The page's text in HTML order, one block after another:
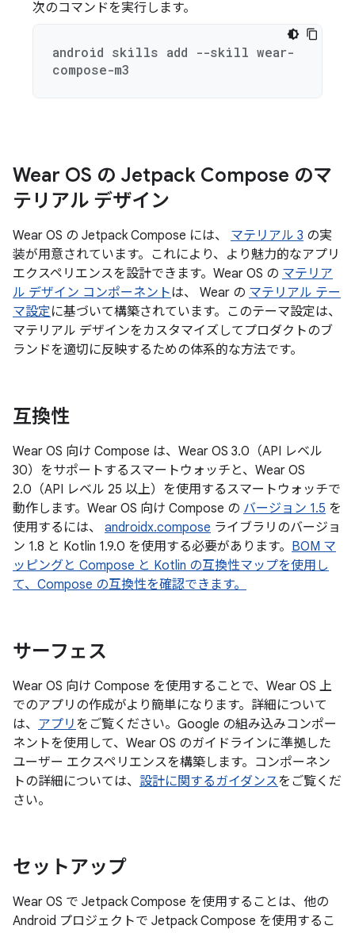
次のコマンドを実行します。
android skills add --skill wear-
compose-m3
Wear OS の Jetpack Compose のマ
テリアル デザイン
Wear OS の Jetpack Compose には、 マテリアル 3 の実
装が用意されています。これにより、より魅力的なアプリ
エクスペリエンスを設計できます。Wear OS の マテリア
ル デザイン コンポーネントは、 Wear の マテリアル テー
マ設定に基づいて構築されています。このテーマ設定は、
マテリアル デザインをカスタマイズしてプロダクトのブ
ランドを適切に反映するための体系的な方法です。
互換性
Wear OS 向け Compose は、Wear OS 3.0（API レベル
30）をサポートするスマートウォッチと、Wear OS
2.0（API レベル 25 以上）を使用するスマートウォッチで
動作します。Wear OS 向け Compose の バージョン 1.5 を
使用するには、 androidx.compose ライブラリのバージョ
ン 1.8 と Kotlin 1.9.0 を使用する必要があります。 BOM マ
ッピングと Compose と Kotlin の互換性マップを使用し
て、Compose の互換性を確認できます。
サーフェス
Wear OS 向け Compose を使用することで、Wear OS 上
でのアプリの作成がより簡単になります。詳細について
は、 アプリ をご覧ください。Google の組み込みコンポー
ネントを使用して、Wear OS のガイドラインに準拠した
ユーザー エクスペリエンスを構築します。コンポーネン
トの詳細については、 設計に関するガイダンスをご覧くだ
さい。
セットアップ
Wear OS で Jetpack Compose を使用することは、他の
Android プロジェクトで Jetpack Compose を使用するこ